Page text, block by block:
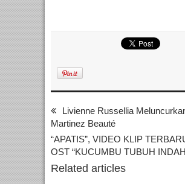
Livienne Russellia
Martinez Beauté
“APATIS”, VIDEO KLIP
OST “KUCUMBU TUBUH
Related articles